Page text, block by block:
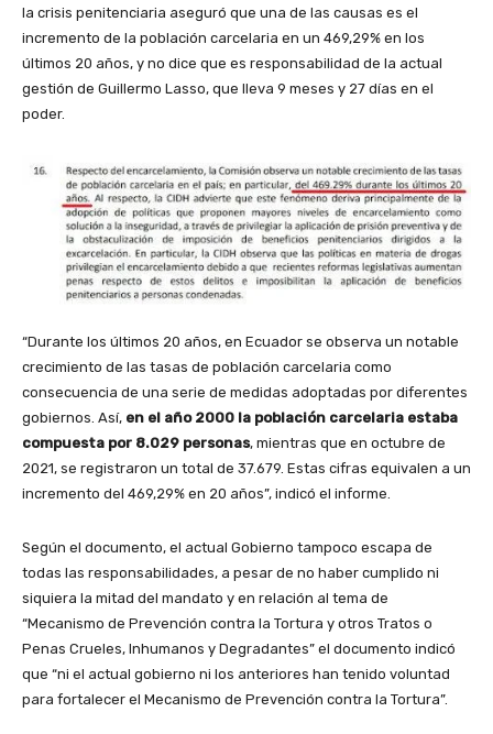
la crisis penitenciaria aseguró que una de las causas es el
incremento de la población carcelaria en un 469,29% en los
últimos 20 años, y no dice que es responsabilidad de la actual
gestión de Guillermo Lasso, que lleva 9 meses y 27 días en el
poder.
“Durante los últimos 20 años, en Ecuador se observa un notable
crecimiento de las tasas de población carcelaria como
consecuencia de una serie de medidas adoptadas por diferentes
gobiernos. Así, en el año 2000 la población carcelaria estaba
compuesta por 8.029 personas, mientras que en octubre de
2021, se registraron un total de 37.679. Estas cifras equivalen a un
incremento del 469,29% en 20 años”, indicó el informe.
Según el documento, el actual Gobierno tampoco escapa de
todas las responsabilidades, a pesar de no haber cumplido ni
siquiera la mitad del mandato y en relación al tema de
“Mecanismo de Prevención contra la Tortura y otros Tratos o
Penas Crueles, Inhumanos y Degradantes” el documento indicó
que “ni el actual gobierno ni los anteriores han tenido voluntad
para fortalecer el Mecanismo de Prevención contra la Tortura”.